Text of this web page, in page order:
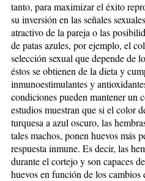
tanto, para maximizar el éxito
su inversión en las señales
atractivo de la pareja o las
de patas azules, por ejemplo, el
selección sexual que depende de
éstos se obtienen de la dieta y
inmunoestimulantes y
condiciones pueden mantener un
estudios muestran que si el color
turquesa a azul oscuro, las
tales machos, ponen huevos más
respuesta inmune. Es decir, las
durante el cortejo y son capaces
huevos en función de los